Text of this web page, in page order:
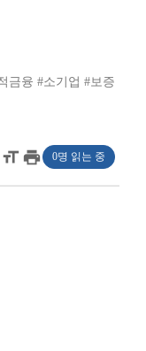
금융 #소기업 #보증
format_sizeprint 0명 읽는 중